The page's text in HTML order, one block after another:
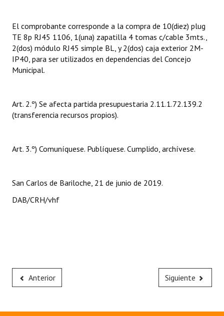
Periodistas Decanos - Registro
Ciudadano Ilustre - Registro
Banca del Vecino - Registro
Antiguos Pobladores - Registro
Entrega de distinciones
REFORMA DE LA CARTA ORGÁNICA
El comprobante corresponde a la compra de 10(diez) plug
TE 8p RJ45 1106, 1(una) zapatilla 4 tomas c/cable 3mts.,
2(dos) módulo RJ45 simple BL, y 2(dos) caja exterior 2M-
IP40, para ser utilizados en dependencias del Concejo
Municipal.
Art. 2.º) Se afecta partida presupuestaria 2.11.1.72.139.2
(transferencia recursos propios).
Art. 3.º) Comuníquese. Publíquese. Cumplido, archívese.
San Carlos de Bariloche, 21 de junio de 2019.
DAB/CRH/vhf
Anterior Siguiente